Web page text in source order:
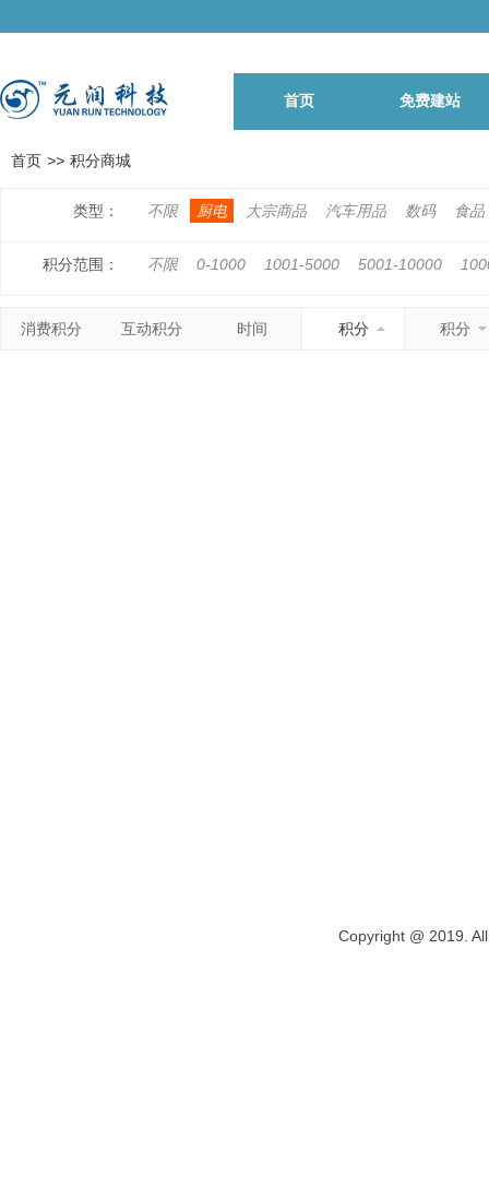
首页 免费建站
首页 >> 积分商城
类型： 不限 厨电 大宗商品 汽车用品 数码 食品
积分范围： 不限 0-1000 1001-5000 5001-10000
消费积分
互动积分 时间 积分 积分
Copyright @ 2019.